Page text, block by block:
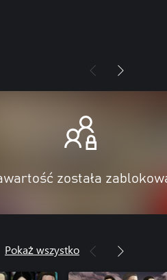
została
Pokaż wszystko